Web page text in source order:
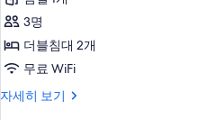
보
기
더
블
침
2
3명
더블침대 2개
무료 WiFi
자세히 보기
클